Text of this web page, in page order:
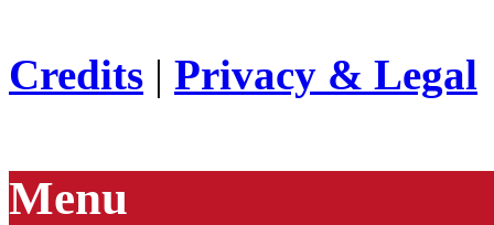
Credits | Privacy & Legal
Menu